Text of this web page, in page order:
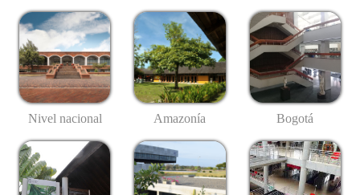
Nivel nacional Amazonía Bogotá